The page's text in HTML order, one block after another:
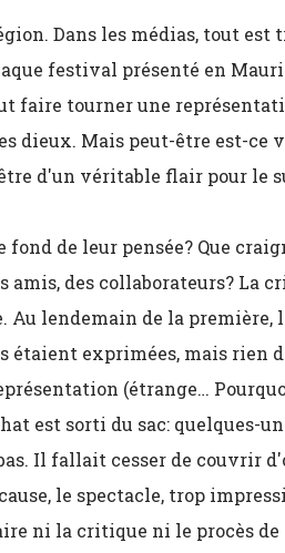
Dans les médias, tout est
festival présenté en
faire tourner une
dieux. Mais peut-être est-ce
d'un véritable flair pour le
de leur pensée? Que
des collaborateurs? La
lendemain de la première,
étaient exprimées, mais rien
(étrange…
est sorti du sac: quelques-
Il fallait cesser de couvrir
le spectacle, trop
ni la critique ni le procès